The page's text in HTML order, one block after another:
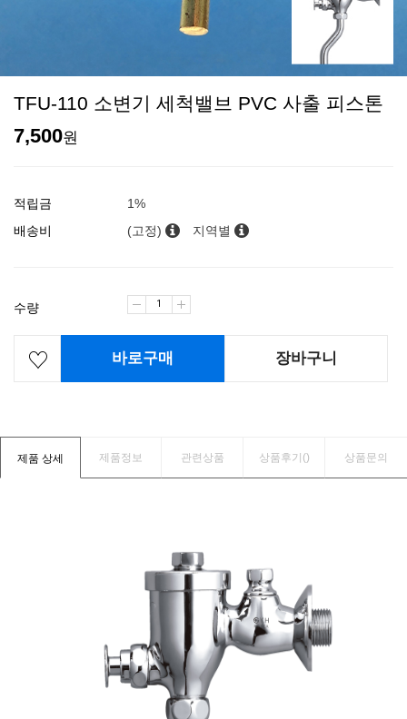
TFU-110 소변기 세척밸브 PVC 사출 피스톤
7,500원
적립금
1%
배송비
(고정) 지역별
수량
바로구매 장바구니
제품 상세 제품정보 관련상품 상품후기() 상품문의